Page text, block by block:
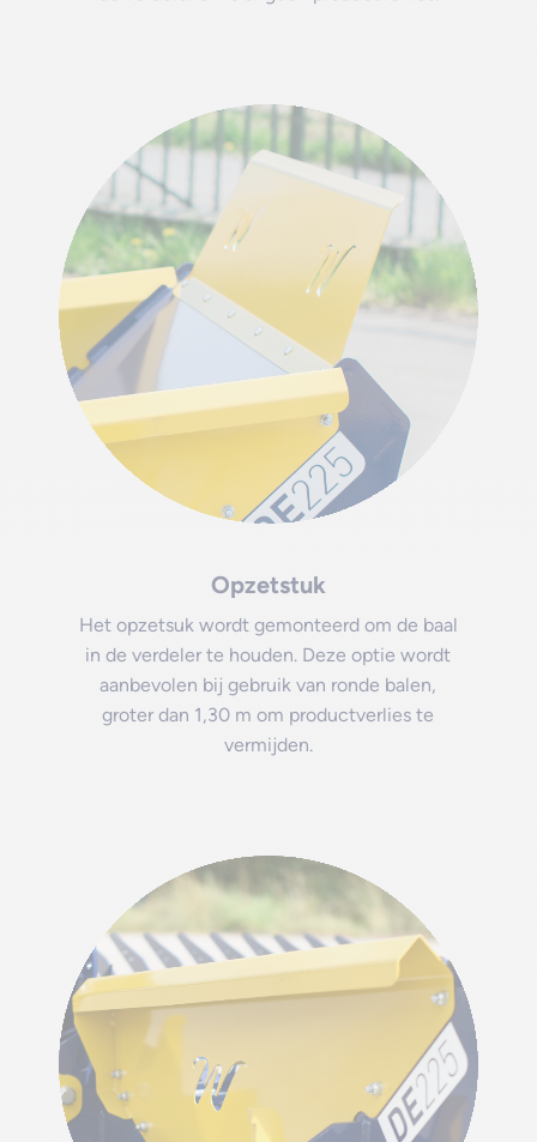
Opzetstuk
Het opzetsuk wordt gemonteerd om de baal
in de verdeler te houden. Deze optie wordt
aanbevolen bij gebruik van ronde balen,
groter dan 1,30 m om productverlies te
vermijden.